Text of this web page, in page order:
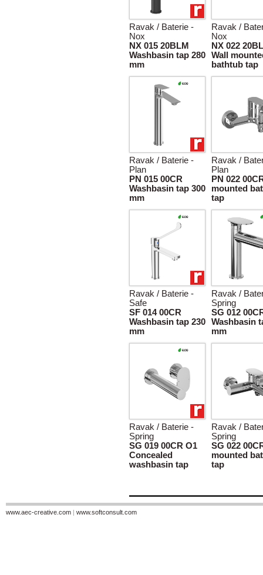
Ravak / Baterie -
Nox
NX 015 20BLM
Washbasin tap 280
mm
Ravak /
Nox
NX 022
Wall
bathtub tap
Ravak / Baterie -
Plan
PN 015 00CR
Washbasin tap 300
mm
Ravak /
Plan
PN 022
mounted
tap
Ravak / Baterie -
Safe
SF 014 00CR
Washbasin tap 230
mm
Ravak /
Spring
SG 012
Washbasin
mm
Ravak / Baterie -
Spring
SG 019 00CR O1
Concealed
washbasin tap
Ravak /
Spring
SG 022
mounted
tap
www.aec-creative.com | www.softconsult.com